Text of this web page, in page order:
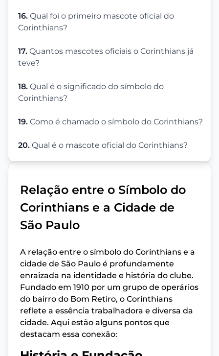
16. Qual foi o primeiro mascote oficial do
Corinthians?
17. Quantos mascotes oficiais o Corinthians já
teve?
18. Qual é o significado do símbolo do
Corinthians?
19. Como é chamado o símbolo do Corinthians?
20. Qual é o mascote oficial do Corinthians?
Relação entre o Símbolo do
Corinthians e a Cidade de
São Paulo
A relação entre o símbolo do Corinthians e a
cidade de São Paulo é profundamente
enraizada na identidade e história do clube.
Fundado em 1910 por um grupo de operários
do bairro do Bom Retiro, o Corinthians
reflete a essência trabalhadora e diversa da
cidade. Aqui estão alguns pontos que
destacam essa conexão: